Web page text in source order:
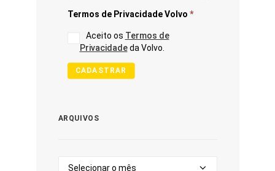
Termos de Privacidade Volvo *
Aceito os Termos de
Privacidadeda Volvo.
CADASTRAR
ARQUIVOS
Arquivos